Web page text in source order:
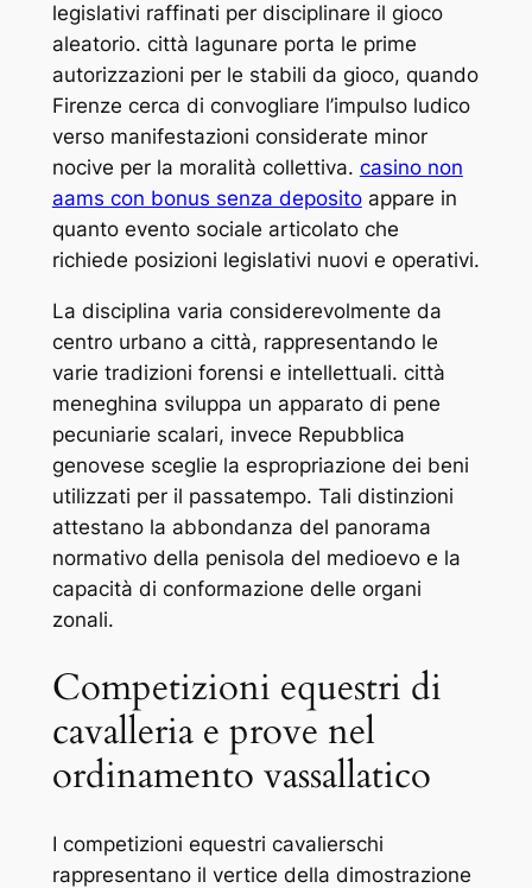
legislativi raffinati per disciplinare il gioco
aleatorio. città lagunare porta le prime
autorizzazioni per le stabili da gioco, quando
Firenze cerca di convogliare l’impulso ludico
verso manifestazioni considerate minor
nocive per la moralità collettiva. casino non
aams con bonus senza depositoappare in
quanto evento sociale articolato che
richiede posizioni legislativi nuovi e operativi.
La disciplina varia considerevolmente da
centro urbano a città, rappresentando le
varie tradizioni forensi e intellettuali. città
meneghina sviluppa un apparato di pene
pecuniarie scalari, invece Repubblica
genovese sceglie la espropriazione dei beni
utilizzati per il passatempo. Tali distinzioni
attestano la abbondanza del panorama
normativo della penisola del medioevo e la
capacità di conformazione delle organi
zonali.
Competizioni equestri di
cavalleria e prove nel
ordinamento vassallatico
I competizioni equestri cavalierschi
rappresentano il vertice della dimostrazione